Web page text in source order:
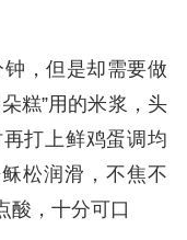
钟，但是却需要做
糕”用的米浆，头
打上鲜鸡蛋调均
松润滑，不焦不
酸，十分可口